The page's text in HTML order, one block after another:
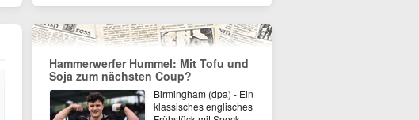
Hammerwerfer Hummel: Mit Tofu und
Soja zum nächsten Coup?
Birmingham (dpa) - Ein
klassisches englisches